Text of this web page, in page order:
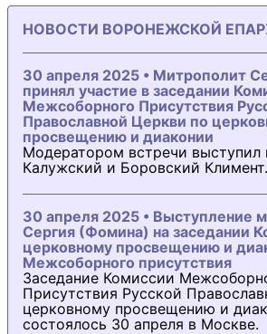
НОВОСТИ ВОРОНЕЖСКОЙ
30 апреля 2025 • Митрополит
принял участие в заседании
Межсоборного Присутствия
Православной Церкви по
просвещению и диаконии
Модератором встречи выступил
Калужский и Боровский Климент.
30 апреля 2025 • Выступление
Сергия (Фомина) на заседании
церковному просвещению и
Межсоборного присутствия
Заседание Комиссии
Присутствия Русской
церковному просвещению и
состоялось 30 апреля в Москве.